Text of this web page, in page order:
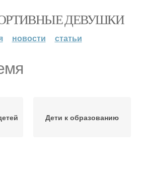
ДЕВУШКИ
новости статьи
Дети к образованию